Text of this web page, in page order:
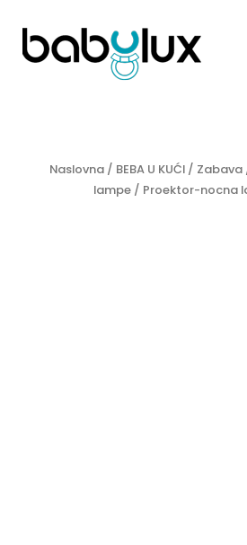
Naslovna/ BEBA U KUĆI/ Zabava
lampe / Proektor-nocna